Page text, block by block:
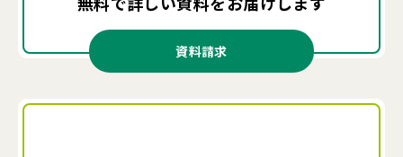
資料請求